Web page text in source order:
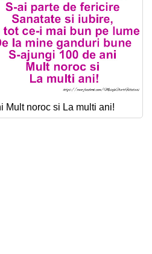
Mult noroc si La multi ani!